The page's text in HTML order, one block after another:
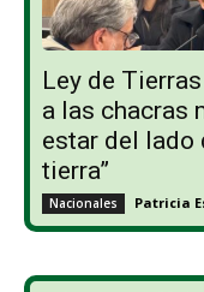
Ley de
a las chacras
estar del lado
tierra”
Nacionales Patricia